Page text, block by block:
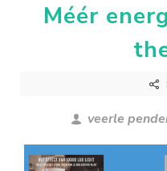
Méér
veerle